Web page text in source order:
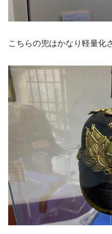
こちらの兜はかなり軽量化